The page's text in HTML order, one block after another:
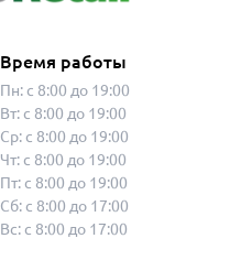
Время работы
Пн: с 8:00 до 19:00
Вт: с 8:00 до 19:00
Ср: с 8:00 до 19:00
Чт: с 8:00 до 19:00
Пт: с 8:00 до 19:00
Сб: с 8:00 до 17:00
Вс: с 8:00 до 17:00